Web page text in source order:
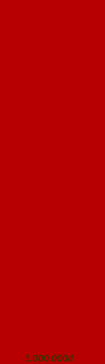
1.000.000đ